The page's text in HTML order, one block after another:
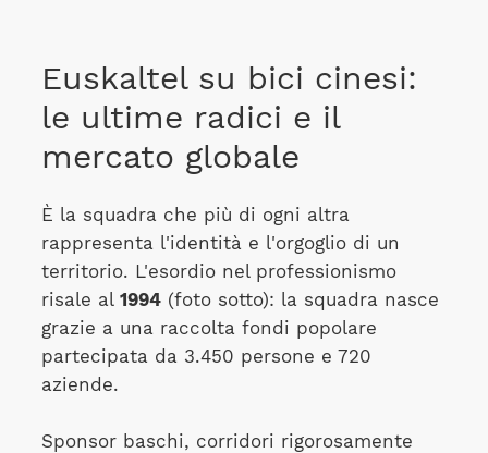
Euskaltel su bici cinesi:
le ultime radici e il
mercato globale
È la squadra che più di ogni altra
rappresenta l'identità e l'orgoglio di un
territorio. L'esordio nel professionismo
risale al 1994(foto sotto): la squadra nasce
grazie a una raccolta fondi popolare
partecipata da 3.450 persone e 720
aziende.
Sponsor baschi, corridori rigorosamente